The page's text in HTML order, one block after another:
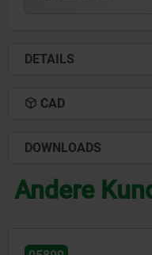
DETAILS
CAD
DOWNLOADS
Andere